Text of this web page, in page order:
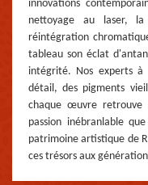
innovations
nettoyage au laser,
réintégration
tableau son éclat
intégrité. Nos experts à
détail, des pigments
chaque œuvre retrouve
passion inébranlable
patrimoine artistique de
ces trésors aux